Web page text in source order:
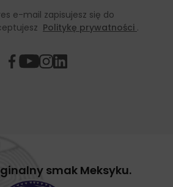
e-mail zapisujesz się do
Politykę prywatności .
smak Meksyku.